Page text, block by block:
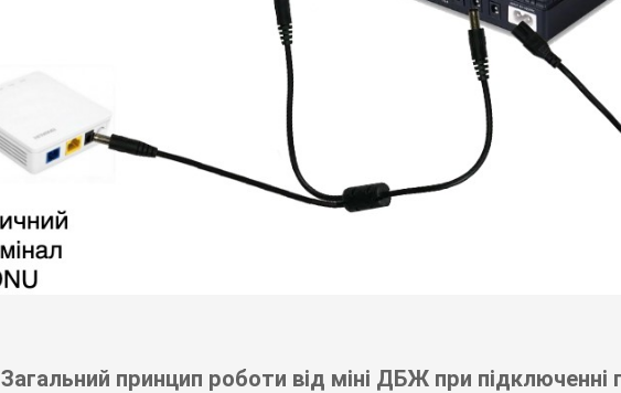
Загальний принцип роботи від міні ДБЖ при підключенні